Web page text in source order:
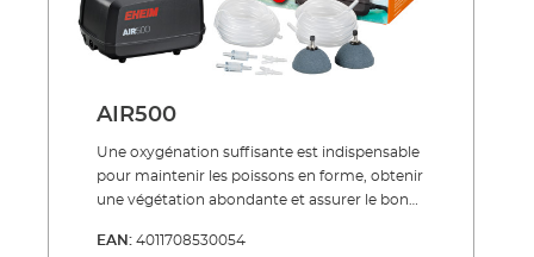
chacun 2 éléments d'assemblage deux en un
pour deux sorties 2 clapets anti-retour
AIR500
Une oxygénation suffisante est indispensable
pour maintenir les poissons en forme, obtenir
une végétation abondante et assurer le bon
le bassin. L’aérateur de bassin AIR sert à
EAN: 4011708530054